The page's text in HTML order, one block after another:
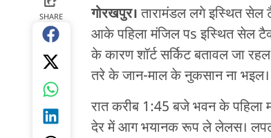
SHARE गोरखपुर।तारामंडल लगे इस्थित
आके पहिला मंजिल पs इस्थित सेल
के कारण शॉर्ट सर्किट बतावल जा
तरे के जान-माल के नुकसान ना भइल।
रात करीब 1:45 बजे भवन के
देर में आग भयानक रूप ले लेलस।